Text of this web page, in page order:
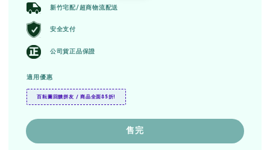
新竹宅配/超商物流配送
安全支付
公司貨正品保證
適用優惠
百耘圖回饋拼友 / 商品全面85折!
售完